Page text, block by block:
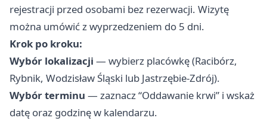
rejestracji przed osobami bez rezerwacji. Wizytę
można umówić z wyprzedzeniem do 5 dni.
Krok po kroku:
Wybór lokalizacji — wybierz placówkę (Racibórz,
Rybnik, Wodzisław Śląski lub Jastrzębie-Zdrój).
Wybór terminu — zaznacz “Oddawanie krwi” i wskaż
datę oraz godzinę w kalendarzu.